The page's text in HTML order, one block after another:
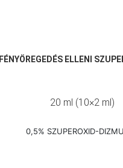
FÉNYÖREGEDÉS ELLENI
20 ml (10×2 ml)
0,5% SZUPEROXID-